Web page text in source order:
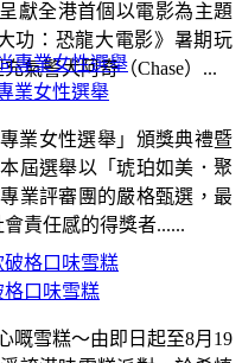
獻全港首個以電影為主題
功：恐龍大電影》暑期玩
氣警犬阿奇（Chase）...
格口味雪糕
嘅雪糕～由即日起至8月19
業女性選舉
業女性選舉」頒獎典禮暨
屆選舉以「琥珀如美．聚
業評審團的嚴格甄選，最
責任感的得獎者......